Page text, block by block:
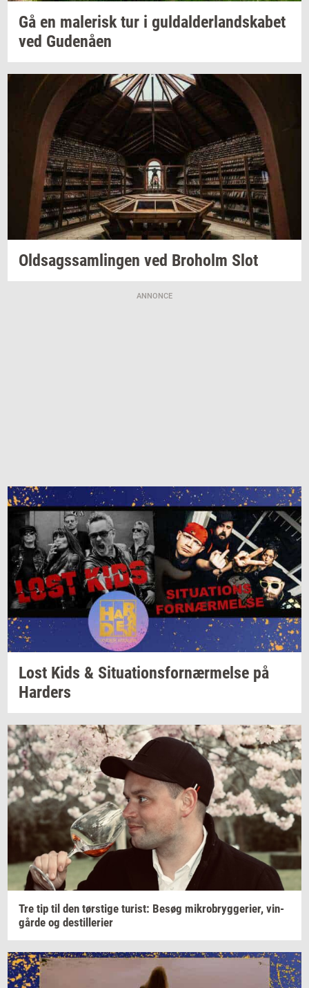
Gå en ma­le­risktur i gul­dal­der­land­ska­bet
ved Gu­denå­en
Oldsags­sam­lin­gen ved Bro­holm Slot
ANNONCE
Lost Kids & Si­tu­a­tions­for­nær­mel­se på
Har­ders
Tre tip til den tørsti­ge turist: Besøg mi­kro­bryg­ge­ri­er, vin­
går­de og destil­le­ri­er